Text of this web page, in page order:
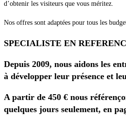
d’obtenir les visiteurs que vous méritez.
Nos offres sont adaptées pour tous les
SPECIALISTE EN
Depuis 2009, nous aidons les
à développer leur présence et
A partir de 450 € nous
quelques jours seulement, en